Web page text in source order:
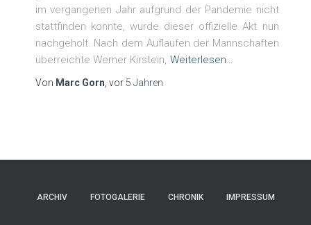
im vergangenen Jahr aufgrund der Pandemie nicht
stattfinden konnte, wurde dieser offizielle Akt nun
nachgeholt. Nach dem Auflaufen der Mannschaften
überreichte Werner Kirstein, Weiterlesen…
Von Marc Gorn , vor 5 Jahren
ARCHIV FOTOGALERIE CHRONIK IMPRESSUM